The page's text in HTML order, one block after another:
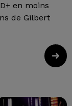
en moins
de Gilbert